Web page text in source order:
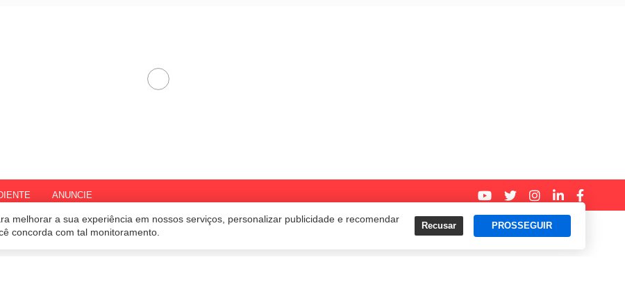
melhorar a sua experiência em nossos serviços, personalizar publicidade e recomendar
concorda com tal monitoramento.
Recusar PROSSEGUIR
ANUNCIE
Termos e Políticas de Uso Privacidade